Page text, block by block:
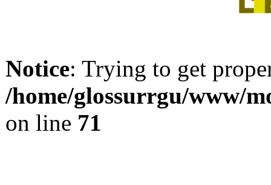
Notice: Trying to get
/home/glossurrgu/www/
on line 71